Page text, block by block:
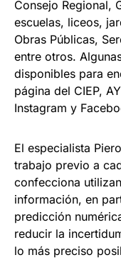
Consejo Regional,
escuelas, liceos,
Obras Públicas,
entre otros.
disponibles para
página del CIEP,
Instagram y
El especialista
trabajo previo a
confecciona
información, en
predicción
reducir la
lo más preciso